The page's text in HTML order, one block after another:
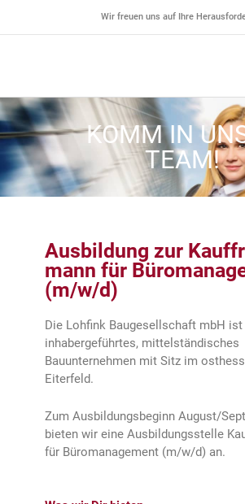
Wir freuen uns auf Ihre
KOMM IN
TEAM!
Ausbildung zur
mann für
(m/w/d)
Die Lohfink Baugesellschaft mbH ist
inhabergeführtes, mittelständisches
Bauunternehmen mit Sitz im
Eiterfeld.
Zum Ausbildungsbeginn August/
bieten wir eine Ausbildungsstelle
für Büromanagement (m/w/d) an.